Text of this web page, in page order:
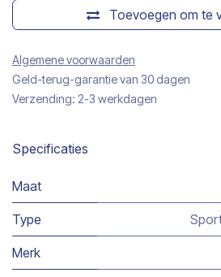
Toevoegen om te
Algemene voorwaarden
Geld-terug-garantie van 30 dagen
Verzending: 2-3 werkdagen
Specificaties
Maat
Type
Merk